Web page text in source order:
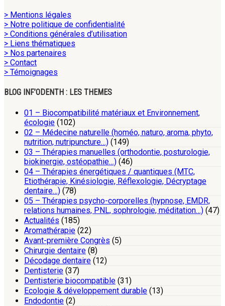
> Mentions légales
> Notre politique de confidentialité
> Conditions générales d’utilisation
> Liens thématiques
> Nos partenaires
> Contact
> Témoignages
BLOG INF’ODENTH : LES THEMES
01 – Biocompatibilité matériaux et Environnement,
écologie (102)
02 – Médecine naturelle (homéo, naturo, aroma, phyto,
nutrition, nutripuncture…) (149)
03 – Thérapies manuelles (orthodontie, posturologie,
biokinergie, ostéopathie…) (46)
04 – Thérapies énergétiques / quantiques (MTC,
Etiothérapie, Kinésiologie, Réflexologie, Décryptage
dentaire…) (78)
05 – Thérapies psycho-corporelles (hypnose, EMDR,
relations humaines, PNL, sophrologie, méditation…) (47)
Actualités (185)
Aromathérapie (22)
Avant-première Congrès (5)
Chirurgie dentaire (8)
Décodage dentaire (12)
Dentisterie (37)
Dentisterie biocompatible (31)
Ecologie & développement durable (13)
Endodontie (2)